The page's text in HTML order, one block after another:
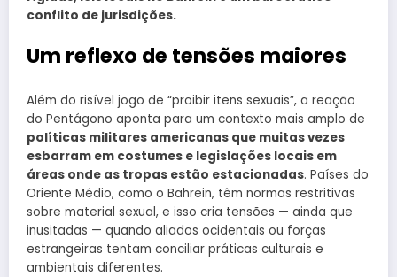
conflito de jurisdições.
Um reflexo de tensões maiores
Além do risível jogo de “proibir itens sexuais”, a reação
do Pentágono aponta para um contexto mais amplo de
políticas militares americanas que muitas vezes
esbarram em costumes e legislações locais em
áreas onde as tropas estão estacionadas. Países do
Oriente Médio, como o Bahrein, têm normas restritivas
sobre material sexual, e isso cria tensões — ainda que
inusitadas — quando aliados ocidentais ou forças
estrangeiras tentam conciliar práticas culturais e
ambientais diferentes.